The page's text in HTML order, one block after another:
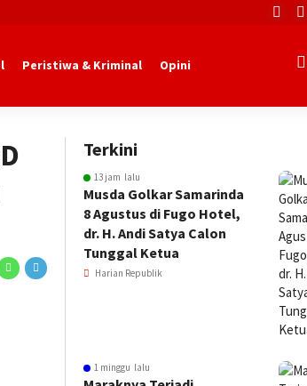
Peristiwa & Kriminal Opini
Terkini
13 jam lalu
Musda Golkar Samarinda
8 Agustus di Fugo Hotel,
dr. H. Andi Satya Calon
Tunggal Ketua
Harian Republik
1 minggu lalu